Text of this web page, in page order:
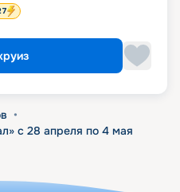
•
с 28 апреля по 4 мая